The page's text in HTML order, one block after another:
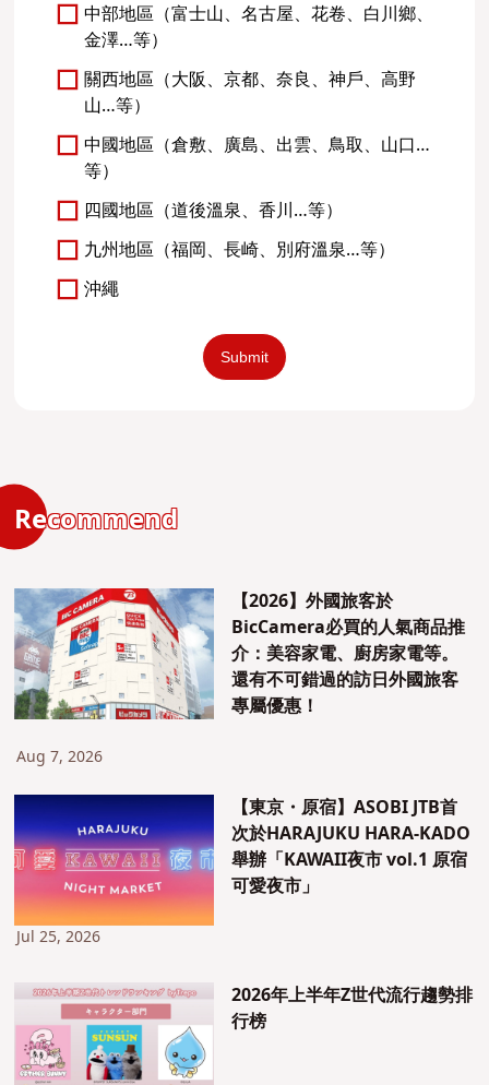
中部地區（富士山、名古屋、花卷、白川鄉、
金澤…等）
關西地區（大阪、京都、奈良、神戶、高野
山…等）
中國地區（倉敷、廣島、出雲、鳥取、山口…
等）
四國地區（道後溫泉、香川…等）
九州地區（福岡、長崎、別府溫泉…等）
沖繩
Recommend
【2026】外國旅客於
BicCamera必買的人氣商品推
介：美容家電、廚房家電等。
還有不可錯過的訪日外國旅客
專屬優惠！
Aug 7, 2026
【東京・原宿】ASOBI JTB首
次於HARAJUKU HARA-KADO
舉辦「KAWAII夜市 vol.1 原宿
可愛夜市」
Jul 25, 2026
2026年上半年Z世代流行趨勢排
行榜